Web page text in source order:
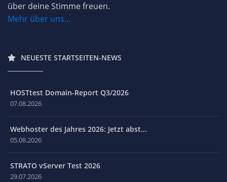
über deine Stimme freuen.
Mehr über uns...
NEUESTE STARTSEITEN-NEWS
HOSTtest Domain-Report Q3/2026
07.08.2026
Webhoster des Jahres 2026: Jetzt abst...
05.08.2026
STRATO vServer Test 2026
29.07.2026